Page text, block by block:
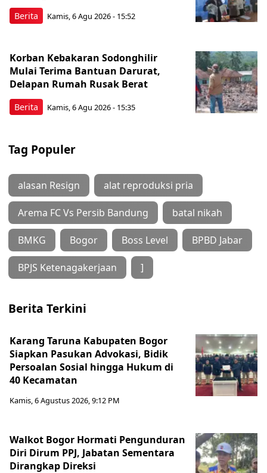
Berita Kamis, 6 Agu 2026 - 15:52
Berita
Korban Kebakaran Sodonghilir
Mulai Terima Bantuan Darurat,
Delapan Rumah Rusak Berat
Kamis, 6 Agu 2026 - 15:35
Tag Populer
alasan Resign alat reproduksi pria
Arema FC Vs Persib Bandung batal nikah
BMKG Bogor Boss Level BPBD Jabar
BPJS Ketenagakerjaan ]
Berita Terkini
Karang Taruna Kabupaten Bogor
Siapkan Pasukan Advokasi, Bidik
Persoalan Sosial hingga Hukum di
40 Kecamatan
Kamis, 6 Agustus 2026, 9:12 PM
Walkot Bogor Hormati Pengunduran
Diri Dirum PPJ, Jabatan Sementara
Dirangkap Direksi